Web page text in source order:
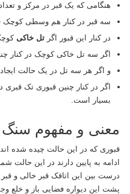
هنگامی که یک قبر در مرکز و
سه قبر در کنار هم وسطی
در کنار این قبور اگر تل خاکی
اگر سه تل خاکی کوچک در کنار
و اگر هر سه تل در یک حالت
اگر در کنار چنین قبوری تک
بسیار است.
معنی و مفهوم سنگ
قبوری که در این حالت چیده شده اند
ادامه به پایین دارند در این
درست بین این اتاقک قبر خالی و
پشت این دیواره فضایی باز و خلع